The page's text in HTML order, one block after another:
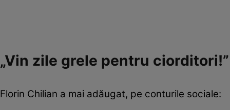
„Vin zile grele pentru ciorditori!”
Florin Chilian a mai adăugat, pe conturile sociale: